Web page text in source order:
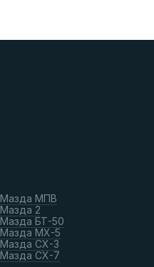
Мазда МПВ
Мазда 2
Мазда БТ-50
Мазда МХ-5
Мазда СХ-3
Мазда СХ-7